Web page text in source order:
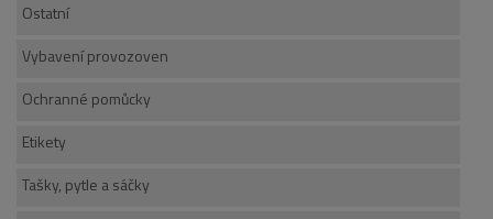
Ostatní
Vybavení provozoven
Ochranné pomůcky
Etikety
Tašky, pytle a sáčky